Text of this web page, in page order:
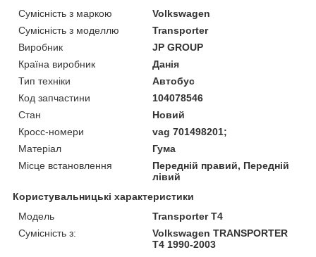
Сумісність з маркою
Volkswagen
Сумісність з моделлю
Transporter
Виробник
JP GROUP
Країна виробник
Данія
Тип техніки
Автобус
Код запчастини
104078546
Стан
Новий
Кросс-номери
vag 701498201;
Матеріал
Гума
Місце встановлення
Передній правий, Передній
лівий
Користувальницькі характеристики
Модель
Transporter T4
Сумісність з:
Volkswagen TRANSPORTER
T4 1990-2003